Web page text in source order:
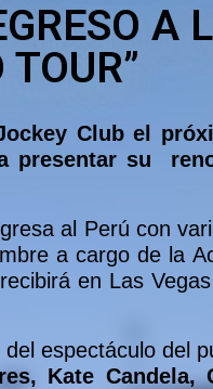
A
Club el
presentar su
al Perú con
a cargo de la
en Las
espectáculo del
Kate Candela,